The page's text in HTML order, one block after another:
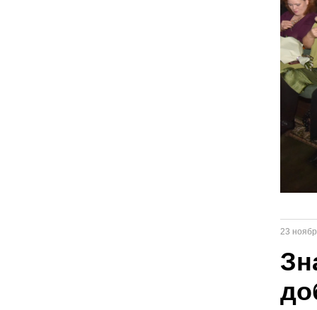
23